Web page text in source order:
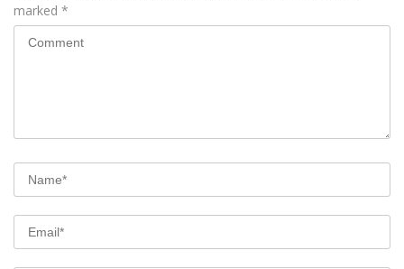
marked *